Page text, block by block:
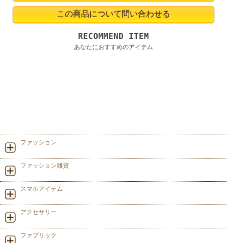
RECOMMEND ITEM
あなたにおすすめのアイテム
ファッション
ファッション雑貨
スマホアイテム
アクセサリー
ファブリック